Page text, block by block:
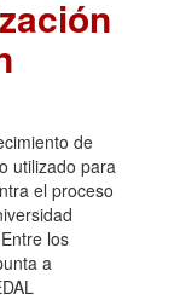
de
utilizado para
el proceso
los
a